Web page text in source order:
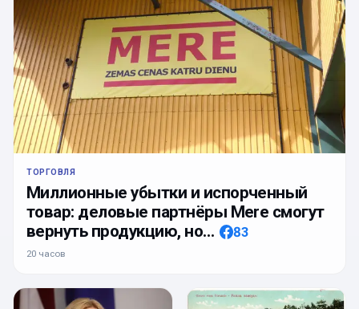
ТОРГОВЛЯ
Миллионные убытки и испорченный
товар: деловые партнёры Mere смогут
вернуть продукцию, но…
83
20 часов